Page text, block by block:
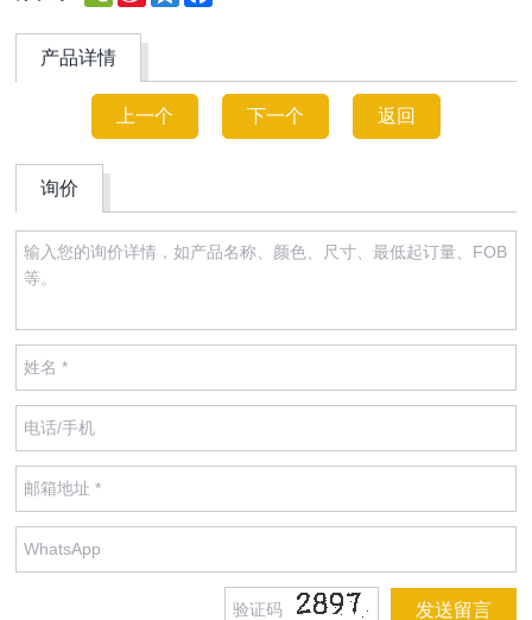
Weibo
产品详情
上一个 下一个 返回
询价